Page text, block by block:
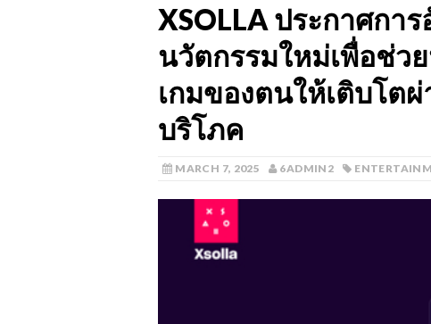
XSOLLA ประกาศการ
นวัตกรรมใหม่เพื่อช่
เกมของตนให้เติบโต
บริโภค
MARCH 7, 2025 6ADMIN2